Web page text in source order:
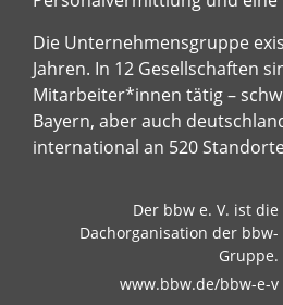
Die Unternehmensgruppe
Jahren. In 12 Gesellschaften
Mitarbeiter*innen tätig –
Bayern, aber auch
international an 520
Der bbw e. V. ist die
Dachorganisation der bbw-
Gruppe.
www.bbw.de/bbw-e-v